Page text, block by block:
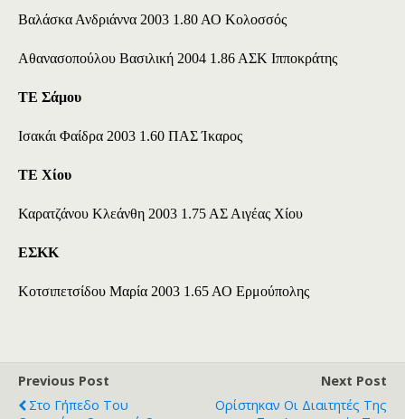
Βαλάσκα Ανδριάννα 2003 1.80 ΑΟ Κολοσσός
Αθανασοπούλου Βασιλική 2004 1.86 ΑΣΚ Ιπποκράτης
ΤΕ Σάμου
Ισακάι Φαίδρα 2003 1.60 ΠΑΣ Ίκαρος
ΤΕ Χίου
Καρατζάνου Κλεάνθη 2003 1.75 ΑΣ Αιγέας Χίου
ΕΣΚΚ
Κοτσιπετσίδου Μαρία 2003 1.65 ΑΟ Ερμούπολης
Previous Post
Στο Γήπεδο Του
Next Post
Ορίστηκαν Οι Διαιτητές Της